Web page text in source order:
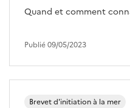
Quand et comment
Publié 09/05/2023
Brevet d'initiation à la mer